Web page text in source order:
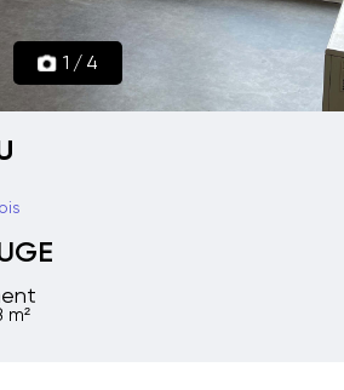
1 / 4
m²